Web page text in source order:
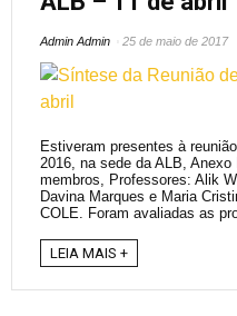
Admin Admin 25 de maio de 2017
Estiveram presentes à
2016, na sede da ALB,
membros, Professores: Alik
Davina Marques e Maria
COLE. Foram avaliadas as
LEIA MAIS +